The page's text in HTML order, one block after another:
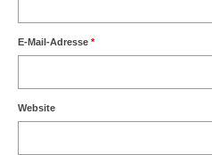
E-Mail-Adresse *
Website